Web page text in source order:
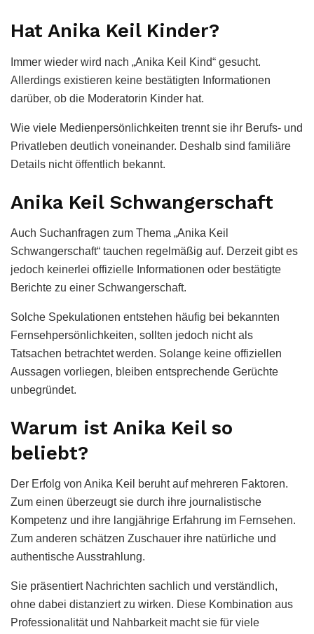
Hat Anika Keil Kinder?
Immer wieder wird nach „Anika Keil Kind“ gesucht.
Allerdings existieren keine bestätigten Informationen
darüber, ob die Moderatorin Kinder hat.
Wie viele Medienpersönlichkeiten trennt sie ihr Berufs- und
Privatleben deutlich voneinander. Deshalb sind familiäre
Details nicht öffentlich bekannt.
Anika Keil Schwangerschaft
Auch Suchanfragen zum Thema „Anika Keil
Schwangerschaft“ tauchen regelmäßig auf. Derzeit gibt es
jedoch keinerlei offizielle Informationen oder bestätigte
Berichte zu einer Schwangerschaft.
Solche Spekulationen entstehen häufig bei bekannten
Fernsehpersönlichkeiten, sollten jedoch nicht als
Tatsachen betrachtet werden. Solange keine offiziellen
Aussagen vorliegen, bleiben entsprechende Gerüchte
unbegründet.
Warum ist Anika Keil so
beliebt?
Der Erfolg von Anika Keil beruht auf mehreren Faktoren.
Zum einen überzeugt sie durch ihre journalistische
Kompetenz und ihre langjährige Erfahrung im Fernsehen.
Zum anderen schätzen Zuschauer ihre natürliche und
authentische Ausstrahlung.
Sie präsentiert Nachrichten sachlich und verständlich,
ohne dabei distanziert zu wirken. Diese Kombination aus
Professionalität und Nahbarkeit macht sie für viele